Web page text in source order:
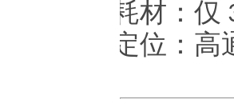
耗材：仅
定位：